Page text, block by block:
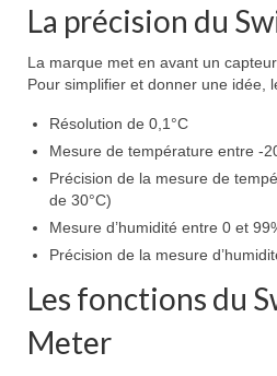
La précision du
La marque met en avant un
Pour simplifier et donner une idée,
Résolution de 0,1°C
Mesure de température entre -
Précision de la mesure de
de 30°C)
Mesure d’humidité entre 0 et
Précision de la mesure
Les fonctions du
Meter